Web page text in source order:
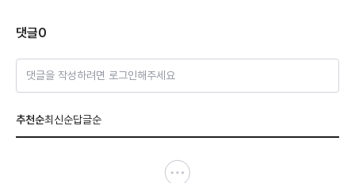
댓글0
댓글을 작성하려면 로그인해주세요
추천순최신순답글순